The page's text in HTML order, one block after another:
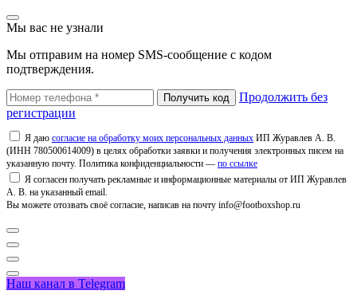
Мы вас не узнали
Мы отправим на номер SMS-сообщение с кодом
подтверждения.
Продолжить без
регистрации
Я даю согласие на обработку моих персональных данных ИП Журавлев А. В.
(ИНН 780500614009) в целях обработки заявки и получения электронных писем на
указанную почту. Политика конфиденциальности — по ссылке
Я согласен получать рекламные и информационные материалы от ИП Журавлев
А. В. на указанный email.
Вы можете отозвать своё согласие, написав на почту info@footboxshop.ru
Наш канал в Telegram